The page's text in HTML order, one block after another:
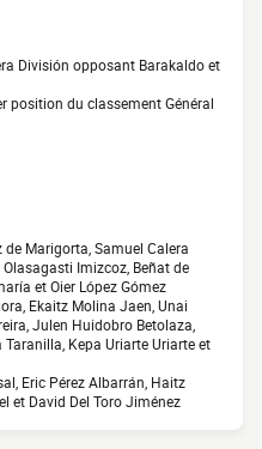
División opposant Barakaldo et
position du classement Général
Marigorta, Samuel Calera
Imizcoz, Beñat de
et Oier López Gómez
Ekaitz Molina Jaen, Unai
Julen Huidobro Betolaza,
Kepa Uriarte Uriarte et
Eric Pérez Albarrán, Haitz
et David Del Toro Jiménez